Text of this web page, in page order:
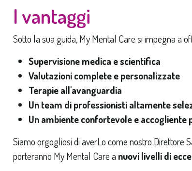
I vantaggi
Sotto la sua guida, My Mental Care si impegna a
Supervisione medica e scientifica
Valutazioni complete e personalizzate
Terapie all'avanguardia
Un team di professionisti altamente
Un ambiente confortevole e accogliente
Siamo orgogliosi di averLo come nostro Direttore
porteranno My Mental Care a nuovi livelli di